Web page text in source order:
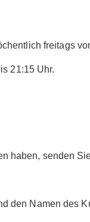
freitags
21:15 Uhr.
haben, senden
den Namen des